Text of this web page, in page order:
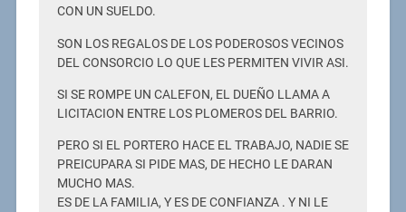
CON UN SUELDO.
SON LOS REGALOS DE LOS PODEROSOS VECINOS
DEL CONSORCIO LO QUE LES PERMITEN VIVIR ASI.
SI SE ROMPE UN CALEFON, EL DUEÑO LLAMA A
LICITACION ENTRE LOS PLOMEROS DEL BARRIO.
PERO SI EL PORTERO HACE EL TRABAJO, NADIE SE
PREICUPARA SI PIDE MAS, DE HECHO LE DARAN
MUCHO MAS.
ES DE LA FAMILIA, Y ES DE CONFIANZA . Y NI LE